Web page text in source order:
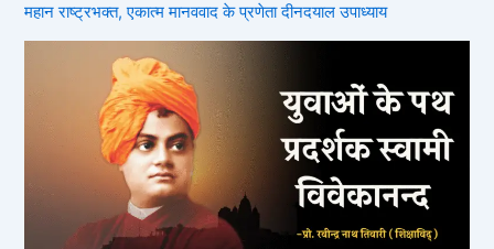
महान राष्ट्रभक्त, एकात्म मानववाद के प्रणेता दीनदयाल उपाध्याय